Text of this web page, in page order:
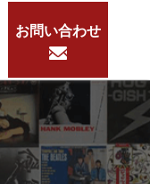
お問い合わせ